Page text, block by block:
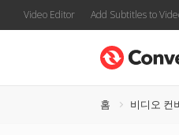
Video Editor Add Subtitles to
홈 비디오 컨